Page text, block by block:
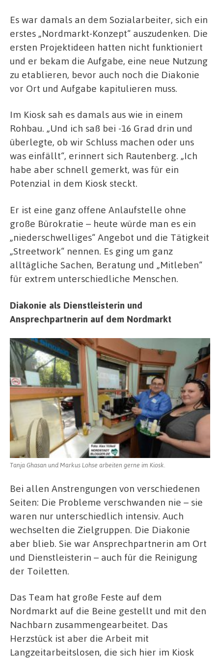
Es war damals an dem Sozialarbeiter, sich ein
erstes „Nordmarkt-Konzept“ auszudenken. Die
ersten Projektideen hatten nicht funktioniert
und er bekam die Aufgabe, eine neue Nutzung
zu etablieren, bevor auch noch die Diakonie
vor Ort und Aufgabe kapitulieren muss.
Im Kiosk sah es damals aus wie in einem
Rohbau. „Und ich saß bei -16 Grad drin und
überlegte, ob wir Schluss machen oder uns
was einfällt“, erinnert sich Rautenberg. „Ich
habe aber schnell gemerkt, was für ein
Potenzial in dem Kiosk steckt.
Er ist eine ganz offene Anlaufstelle ohne
große Bürokratie – heute würde man es ein
„niederschwelliges“ Angebot und die Tätigkeit
„Streetwork“ nennen. Es ging um ganz
alltägliche Sachen, Beratung und „Mitleben“
für extrem unterschiedliche Menschen.
Diakonie als Dienstleisterin und
Ansprechpartnerin auf dem Nordmarkt
Tanja Ghasan und Markus Lohse arbeiten gerne im Kiosk.
Bei allen Anstrengungen von verschiedenen
Seiten: Die Probleme verschwanden nie – sie
waren nur unterschiedlich intensiv. Auch
wechselten die Zielgruppen. Die Diakonie
aber blieb. Sie war Ansprechpartnerin am Ort
und Dienstleisterin – auch für die Reinigung
der Toiletten.
Das Team hat große Feste auf dem
Nordmarkt auf die Beine gestellt und mit den
Nachbarn zusammengearbeitet. Das
Herzstück ist aber die Arbeit mit
Langzeitarbeitslosen, die sich hier im Kiosk